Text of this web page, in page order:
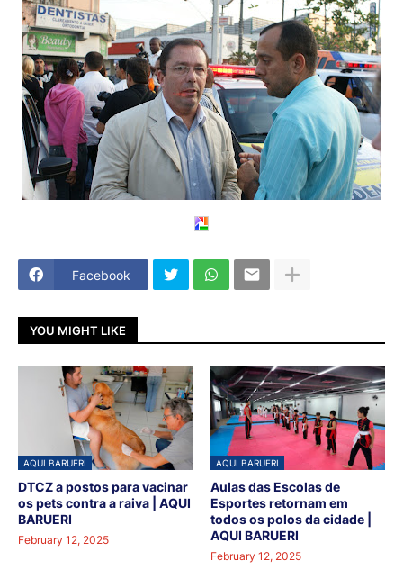
Facebook
YOU MIGHT LIKE
AQUI BARUERI
DTCZ a postos para vacinar
os pets contra a raiva | AQUI
BARUERI
February 12, 2025
AQUI BARUERI
Aulas das Escolas de
Esportes retornam em
todos os polos da cidade |
AQUI BARUERI
February 12, 2025